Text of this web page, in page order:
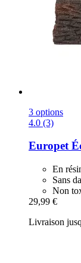
3 options
4.0 (3)
Europet
En
Sans
Non
29,99 €
Livraison